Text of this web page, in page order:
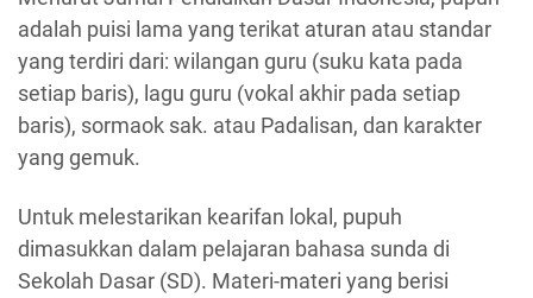
adalah puisi lama yang terikat aturan atau standar
yang terdiri dari: wilangan guru (suku kata pada
setiap baris), lagu guru (vokal akhir pada setiap
baris), sormaok sak. atau Padalisan, dan karakter
yang gemuk.
Untuk melestarikan kearifan lokal, pupuh
dimasukkan dalam pelajaran bahasa sunda di
Sekolah Dasar (SD). Materi-materi yang berisi